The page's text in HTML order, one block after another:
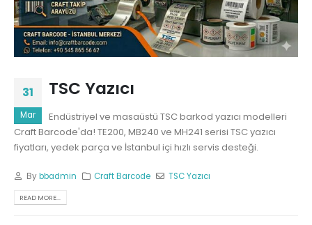
31
Mar
TSC Yazıcı
Endüstriyel ve masaüstü TSC barkod yazıcı modelleri
Craft Barcode'da! TE200, MB240 ve MH241 serisi TSC yazıcı
fiyatları, yedek parça ve İstanbul içi hızlı servis desteği.
Bybbadmin Craft Barcode TSC Yazıcı
READ MORE...